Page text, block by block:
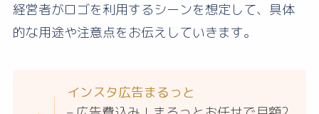
経営者がロゴを利用するシーンを想定して、具体
的な用途や注意点をお伝えしていきます。
インスタ広告まるっと